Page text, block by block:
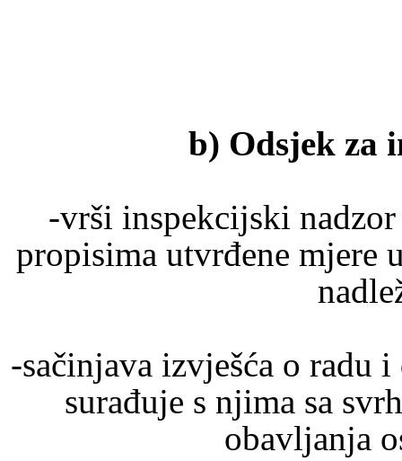
b) Odsjek za
-vrši inspekcijski
propisima utvrđene mjere
-sačinjava izvješća o radu
surađuje s njima sa
obavljanja